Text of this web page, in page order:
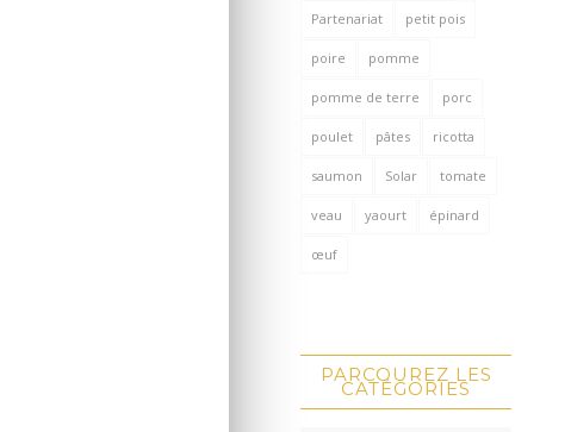
Partenariat petit pois
poire pomme
pomme de terre porc
poulet pâtes ricotta
saumon Solar tomate
veau yaourt épinard
œuf
PARCOUREZ LES
CATÉGORIES